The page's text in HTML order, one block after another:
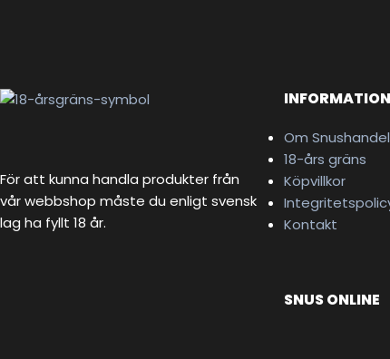
För att kunna handla produkter från
vår webbshop måste du enligt svensk
lag ha fyllt 18 år.
INFORMATION
Om Snushandel
18-års gräns
Köpvillkor
Kontakt
SNUS ONLINE